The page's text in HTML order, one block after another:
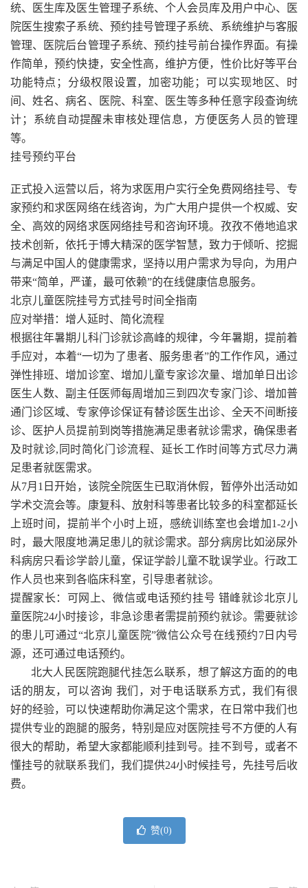
统、医生库及医生管理子系统、个人会员库及用户中心、医
院医生搜索子系统、预约挂号管理子系统、系统维护与客服
管理、医院后台管理子系统、预约挂号前台操作界面。有操
作简单，预约快捷，安全性高，维护方便，性价比好等平台
功能特点；分级权限设置，加密功能；可以实现地区、时
间、姓名、病名、医院、科室、医生等多种任意字段查询统
计；系统自动提醒未审核处理信息，方便医务人员的管理
等。
挂号预约平台
正式投入运营以后，将为求医用户实行全免费网络挂号、专
家预约和求医网络在线咨询，为广大用户提供一个权威、安
全、高效的网络求医网络挂号和咨询环境。孜孜不倦地追求
技术创新，依托于博大精深的医学智慧，致力于倾听、挖掘
与满足中国人的健康需求，坚持以用户需求为导向，为用户
带来“简单，严谨，最可依赖”的在线健康信息服务。
北京儿童医院挂号方式挂号时间全指南
应对举措：增人延时、简化流程
根据往年暑期儿科门诊就诊高峰的规律，今年暑期，提前着
手应对，本着“一切为了患者、服务患者”的工作作风，通过
弹性排班、增加诊室、增加儿童专家诊次量、增加单日出诊
医生人数、副主任医师每周增加三到四次专家门诊、增加普
通门诊区域、专家停诊保证有替诊医生出诊、全天不间断接
诊、医护人员提前到岗等措施满足患者就诊需求，确保患者
及时就诊,同时简化门诊流程、延长工作时间等方式尽力满
足患者就医需求。
从7月1日开始，该院全院医生已取消休假，暂停外出活动如
学术交流会等。康复科、放射科等患者比较多的科室都延长
上班时间，提前半个小时上班，感统训练室也会增加1-2小
时，最大限度地满足患儿的就诊需求。部分病房比如泌尿外
科病房只看诊学龄儿童，保证学龄儿童不耽误学业。行政工
作人员也来到各临床科室，引导患者就诊。
提醒家长：可网上、微信或电话预约挂号 错峰就诊北京儿
童医院24小时接诊，非急诊患者需提前预约就诊。需要就诊
的患儿可通过“北京儿童医院”微信公众号在线预约7日内号
源，还可通过电话预约。
北大人民医院跑腿代挂怎么联系，想了解这方面的的电
话的朋友，可以咨询 我们，对于电话联系方式，我们有很
好的经验，可以快速帮助你满足这个需求，在日常中我们也
提供专业的跑腿的服务，特别是应对医院挂号不方便的人有
很大的帮助，希望大家都能顺利挂到号。挂不到号，或者不
懂挂号的就联系我们，我们提供24小时候挂号，先挂号后收
费。
赞(0)